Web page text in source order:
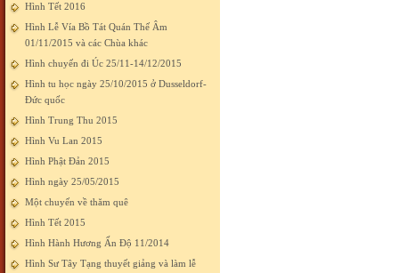
Hình Tết 2016
Hình Lễ Vía Bồ Tát Quán Thế Âm
01/11/2015 và các Chùa khác
Hình chuyến đi Úc 25/11-14/12/2015
Hình tu học ngày 25/10/2015 ở Dusseldorf-
Đức quốc
Hình Trung Thu 2015
Hình Vu Lan 2015
Hình Phật Đản 2015
Hình ngày 25/05/2015
Một chuyến về thăm quê
Hình Tết 2015
Hình Hành Hương Ấn Độ 11/2014
Hình Sư Tây Tạng thuyết giảng và làm lễ